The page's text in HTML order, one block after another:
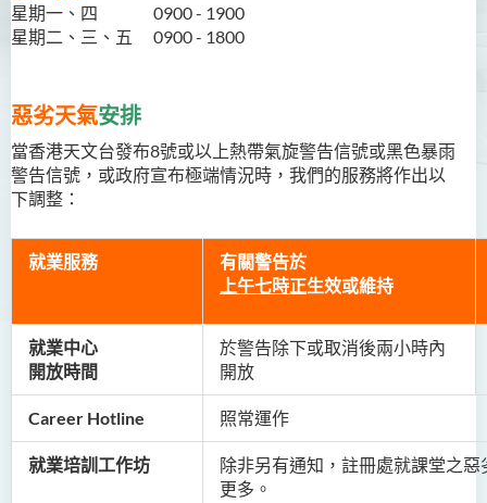
星期一、四 0900 - 1900
星期二、三、五 0900 - 1800
惡劣天氣安排
當香港天文台發布8號或以上熱帶氣旋警告信號或黑色暴雨
警告信號，或政府宣布極端情況時，我們的服務將作出以
下調整：
就業服務
有關警告於
上午七時正生效或維持
就業中心
開放時間
於警告除下或取消後兩小時內
開放
Career Hotline 照常運作
就業培訓工作坊
除非另有通知，註冊處就課堂之惡
更多。